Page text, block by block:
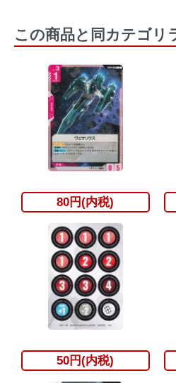
この商品と同カテゴリ
80円(内税)
50円(内税)